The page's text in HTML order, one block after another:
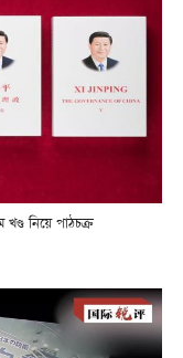
খণ্ড নিয়ে পাঠচক্র